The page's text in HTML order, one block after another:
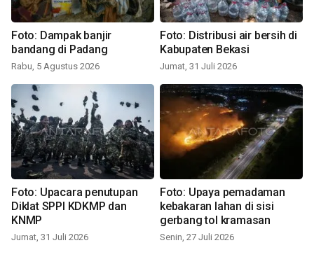
Foto: Dampak banjir
bandang di Padang
Rabu, 5 Agustus 2026
Foto: Distribusi air bersih di
Kabupaten Bekasi
Jumat, 31 Juli 2026
Foto: Upacara penutupan
Diklat SPPI KDKMP dan
KNMP
Jumat, 31 Juli 2026
Foto: Upaya pemadaman
kebakaran lahan di sisi
gerbang tol kramasan
Senin, 27 Juli 2026